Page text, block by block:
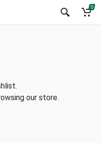
0
our store.